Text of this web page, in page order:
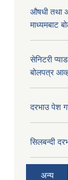
औषधी तथा
माध्यमबाट
सेनिटरी
बोलपत्र
दरभाउ पेश
सिलबन्दी
अन्य